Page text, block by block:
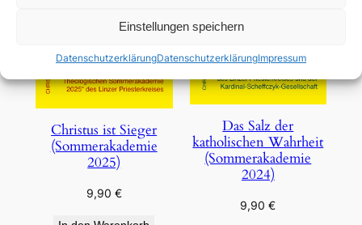
Einstellungen speichern
DatenschutzerklärungDatenschutzerklärungImpressum
Christus ist Sieger
(Sommerakademie
2025)
9,90 €
Das Salz der
katholischen Wahrheit
(Sommerakademie
2024)
9,90€